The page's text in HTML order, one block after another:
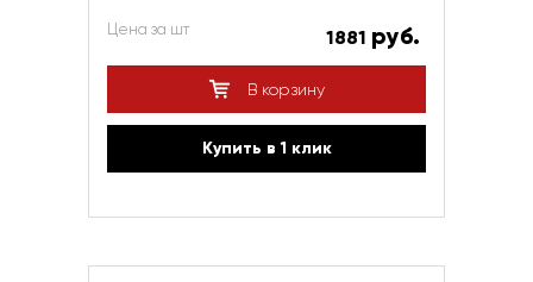
Цена за шт 1881 руб.
В корзину
Купить в 1 клик